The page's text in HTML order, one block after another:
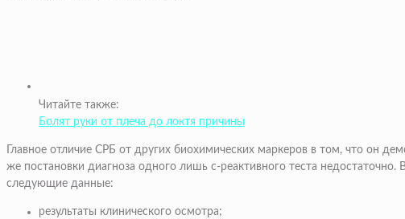
Читайте также:
Болят руки от плеча до локтя причины
Главное отличие СРБ от других биохимических маркеров в том, что он
же постановки диагноза одного лишь с-реактивного теста
следующие данные:
результаты клинического осмотра;